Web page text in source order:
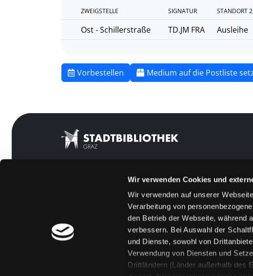
Wir verwenden Cookies und
Wir verwenden auf unserer
Verarbeitung von
den Betrieb der Webseite, während
verbessern. Bei Auswahl der
und Dienste, sowohl von
Verwendung von Diensten und
Drittländern (Länder außerhalb des
ZWEIGSTELLE SIGNATUR STANDORT 2
Ost - Schillerstraße TD.JM FRA Ausleihe
Vorbestellen Medium auf die Postliste
[kju:b]
Feedback
Kontakt
Über uns
Jobs
Medienwunsch
FAQs